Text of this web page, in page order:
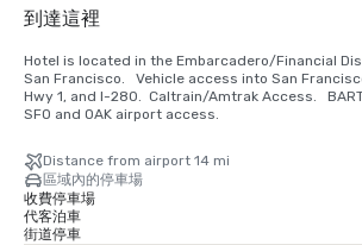
到達這裡
Hotel is located in the Embarcadero/Financial
San Francisco.   Vehicle access into San
Hwy 1, and I-280.  Caltrain/Amtrak Access.
SFO and OAK airport access.
Distance from airport 14 mi
區域內的停車場
收費停車場
代客泊車
街道停車